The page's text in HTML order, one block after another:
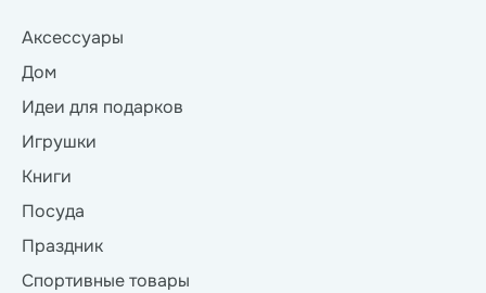
Аксессуары
Дом
Идеи для подарков
Игрушки
Книги
Посуда
Праздник
Спортивные товары